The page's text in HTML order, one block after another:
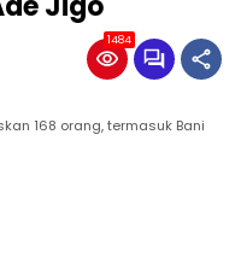
1484
168 orang, termasuk Bani